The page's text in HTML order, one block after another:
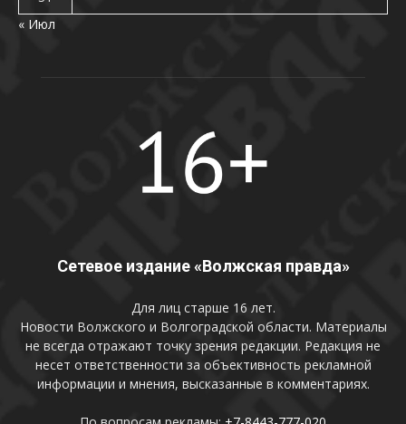
« Июл
Сетевое издание «Волжская правда»
Для лиц старше 16 лет.
Новости Волжского и Волгоградской области. Материалы
не всегда отражают точку зрения редакции. Редакция не
несет ответственности за объективность рекламной
информации и мнения, высказанные в комментариях.